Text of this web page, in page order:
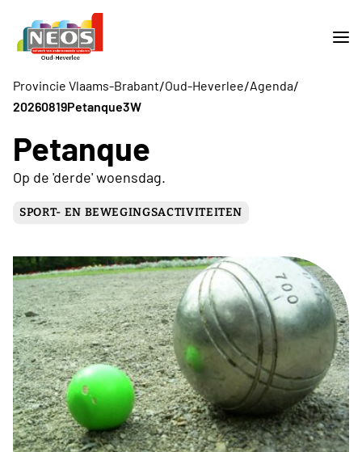
Provincie Vlaams-Brabant/Oud-Heverlee/Agenda/
20260819Petanque3W
Petanque
Op de 'derde' woensdag.
SPORT- EN BEWEGINGSACTIVITEITEN